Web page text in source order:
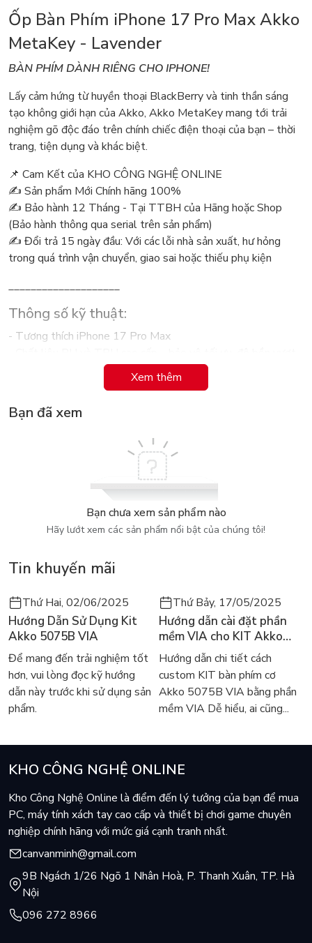
Ốp Bàn Phím iPhone 17 Pro Max Akko
MetaKey - Lavender
BÀN PHÍM DÀNH RIÊNG CHO IPHONE!
Lấy cảm hứng từ huyền thoại BlackBerry và tinh thần sáng
tạo không giới hạn của Akko, Akko MetaKey mang tới trải
nghiệm gõ độc đáo trên chính chiếc điện thoại của bạn – thời
trang, tiện dụng và khác biệt.
📌 Cam Kết của KHO CÔNG NGHỆ ONLINE
✍️ Sản phẩm Mới Chính hãng 100%
✍️ Bảo hành 12 Tháng - Tại TTBH của Hãng hoặc Shop
(Bảo hành thông qua serial trên sản phẩm)
✍️ Đổi trả 15 ngày đầu: Với các lỗi nhà sản xuất, hư hỏng
trong quá trình vận chuyển, giao sai hoặc thiếu phụ kiện
____________________
Thông số kỹ thuật:
- Tương thích iPhone 17 Pro Max
- Plug & Play nhanh chóng – kết nối ổn định
- Đèn nền trắng từng phím – gõ thoải mái, chính xác cả trong
đêm
- Nam châm đa năng – gắn xe hơi & sạc nhanh siêu tiện
- Nhiều phiên bản màu sắc để bạn chọn vibe riêng
Xem thêm
Bạn đã xem
Bạn chưa xem sản phẩm nào
Hãy lướt xem các sản phẩm nổi bật của chúng tôi!
Tin khuyến mãi
Thứ Hai, 02/06/2025
Hướng Dẫn Sử Dụng Kit
Akko 5075B VIA
Để mang đến trải nghiệm tốt
hơn, vui lòng đọc kỹ hướng
dẫn này trước khi sử dụng sản
phẩm.
Thứ Bảy, 17/05/2025
Hướng dẫn cài đặt phần
mềm VIA cho KIT Akko
5075B VIA
Hướng dẫn chi tiết cách
custom KIT bàn phím cơ
Akko 5075B VIA bằng phần
mềm VIA Dễ hiểu, ai cũng...
KHO CÔNG NGHỆ ONLINE
Kho Công Nghệ Online là điểm đến lý tưởng của bạn để mua
PC, máy tính xách tay cao cấp và thiết bị chơi game chuyên
nghiệp chính hãng với mức giá cạnh tranh nhất.
canvanminh@gmail.com
9B Ngách 1/26 Ngõ 1 Nhân Hoà, P. Thanh Xuân, TP. Hà
Nội
096 272 8966